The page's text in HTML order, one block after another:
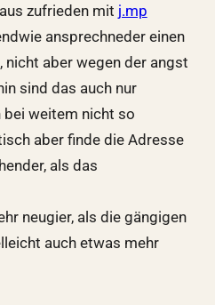
zufrieden mit j.mp
ansprechneder einen
nicht aber wegen der angst
sind das auch nur
bei weitem nicht so
aber finde die Adresse
als das
neugier, als die gängigen
auch etwas mehr